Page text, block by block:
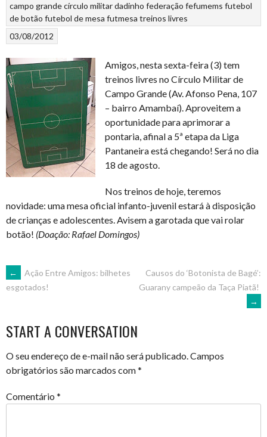
campo grandecírculo militardadinho federação fefumems futebol
de botão futebol de mesa futmesa treinos livres
03/08/2012
Amigos, nesta sexta-feira (3) tem
treinos livres no Círculo Militar de
Campo Grande (Av. Afonso Pena, 107
– bairro Amambaí). Aproveitem a
oportunidade para aprimorar a
pontaria, afinal a 5ª etapa da Liga
Pantaneira está chegando! Será no dia
18 de agosto.
Nos treinos de hoje, teremos
novidade: uma mesa oficial infanto-juvenil estará à disposição
de crianças e adolescentes. Avisem a garotada que vai rolar
botão! (Doação: Rafael Domingos)
POST
←
Ação Entre Amigos: bilhetes
esgotados!
Causos do ‘Botonista de Bagé’:
Guarany campeão da Taça Piatã!
→
START A CONVERSATION
O seu endereço de e-mail não será publicado.Campos
obrigatórios são marcados com*
Comentário *